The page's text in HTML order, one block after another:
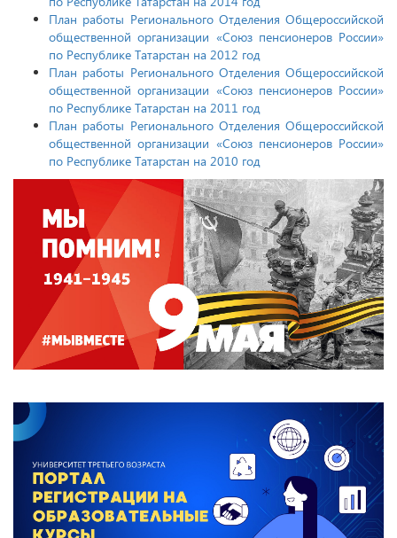
План работы Регионального Отделения Общероссийской
общественной организации «Союз пенсионеров России»
по Республике Татарстан на 2012 год
План работы Регионального Отделения Общероссийской
общественной организации «Союз пенсионеров России»
по Республике Татарстан на 2011 год
План работы Регионального Отделения Общероссийской
общественной организации «Союз пенсионеров России»
по Республике Татарстан на 2010 год